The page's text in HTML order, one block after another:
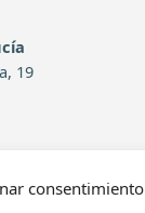
consentimiento
19